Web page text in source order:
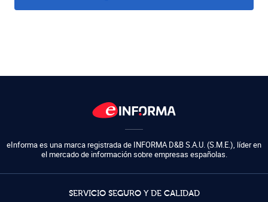
eInforma es una marca registrada de INFORMA D&B S.A.U. (S.M.E.), líder en
el mercado de información sobre empresas españolas.
SERVICIO SEGURO Y DE CALIDAD